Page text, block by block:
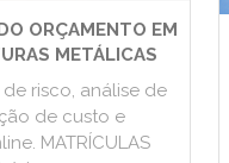
ORÇAMENTO EM
METÁLICAS
risco, análise de
de custo e
MATRÍCULAS